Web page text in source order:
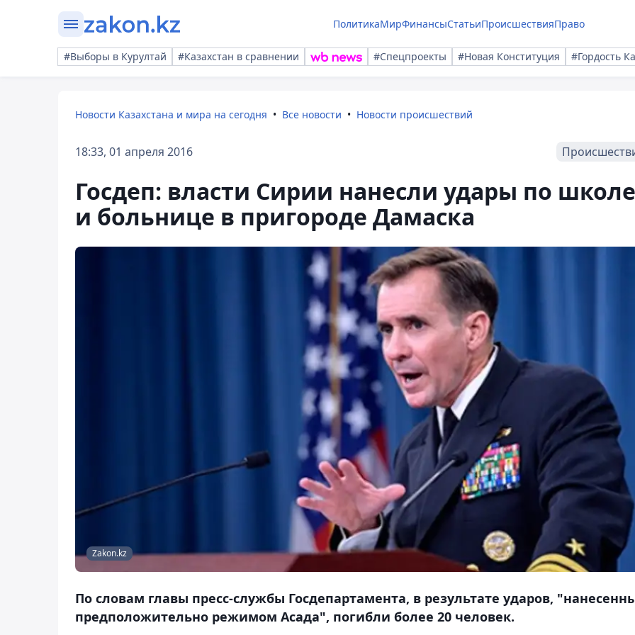
ПолитикаМирФинансыСтатьиПроисшествияПраво
#Выборы в Курултай #Казахстан в сравнении #Спецпроекты #Новая Конституция #Гордость
Новости Казахстана и мира на сегодня Все новости Новости происшествий
18:33, 01 апреля 2016
Госдеп: власти Сирии нанесли удары по школе
и больнице в пригороде Дамаска
Zakon.kz
По словам главы пресс-службы Госдепартамента, в результате ударов,
предположительно режимом Асада", погибли более 20 человек.